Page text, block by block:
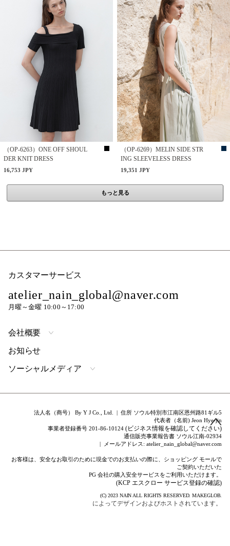
（OP-6263）ONE OFF SHOUL
DER KNIT DRESS
16,753 JPY
（OP-6269）MELIN SIDE STR
ING SLEEVELESS DRESS
19,351 JPY
もっと見る
カスタマーサービス
atelier_nain_global@naver.com
月曜～金曜 10:00～17:00
会社概要
お知らせ
ソーシャルメディア
法人名（商号） By Y J Co., Ltd. | 住所 ソウル特別市江南区恩州路81ギル5
代表者（名前) Jeon Hye-jin
事業者登録番号 201-86-10124(ビジネス情報を確認してください)
通信販売事業報告書 ソウル江南-02934
| メールアドレス: atelier_nain_global@naver.com
お客様は、安全なお取引のために現金でのお支払いの際に、ショッピング モールで
ご契約いただいた
PG 会社の購入安全サービスをご利用いただけます。
(KCP エスクロー サービス登録の確認)
(C) 2023 NAIN ALL RIGHTS RESERVED.MAKEGLOB.
によってデザインおよびホストされています。